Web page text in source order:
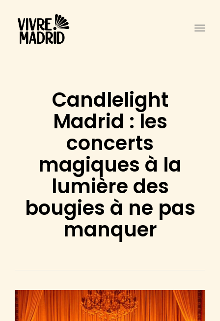
Candlelight
Madrid : les
concerts
magiques à la
lumière des
bougies à ne pas
manquer